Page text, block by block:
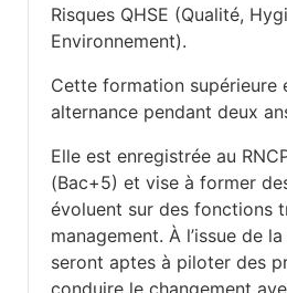
Risques QHSE (Qualité,
Environnement).
Cette formation supérieure
alternance pendant deux
Elle est enregistrée au
(Bac+5) et vise à former
évoluent sur des fonctions
management. À l’issue de
seront aptes à piloter des
conduire le changement